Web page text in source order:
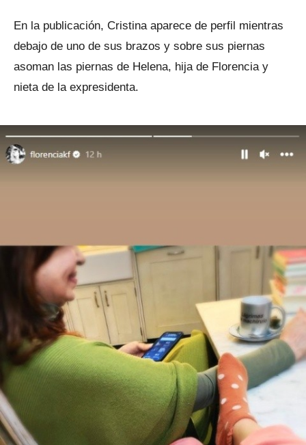
En la publicación, Cristina aparece de perfil mientras
debajo de uno de sus brazos y sobre sus piernas
asoman las piernas de Helena, hija de Florencia y
nieta de la expresidenta.